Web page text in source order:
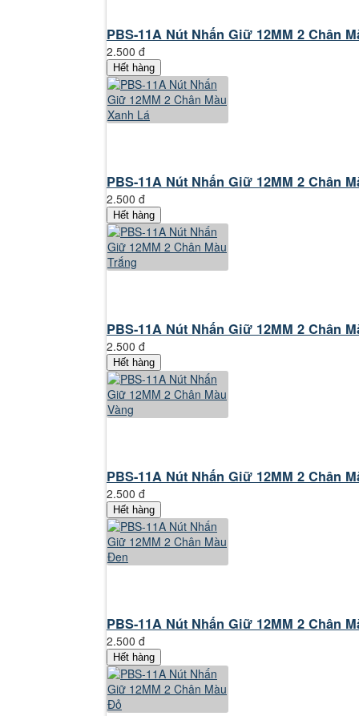
PBS-11A Nút Nhấn Giữ 12MM 2 Chân
2.500 đ
Hết hàng
PBS-11A Nút Nhấn Giữ 12MM 2 Chân
2.500 đ
Hết hàng
PBS-11A Nút Nhấn Giữ 12MM 2 Chân
2.500 đ
Hết hàng
PBS-11A Nút Nhấn Giữ 12MM 2 Chân
2.500 đ
Hết hàng
PBS-11A Nút Nhấn Giữ 12MM 2 Chân
2.500 đ
Hết hàng